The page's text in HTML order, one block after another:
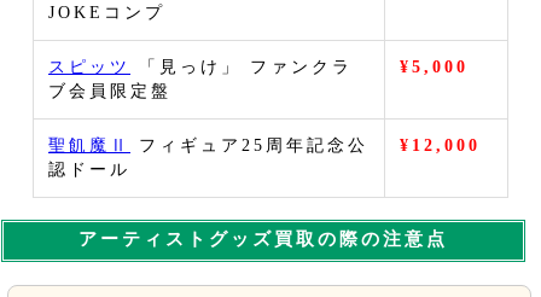
JOKEコンプ
スピッツ
「見っけ」 ファンクラ
ブ会員限定盤
¥5,000
聖飢魔Ⅱ
フィギュア25周年記念公
認ドール
¥12,000
アーティストグッズ買取の際の注意点